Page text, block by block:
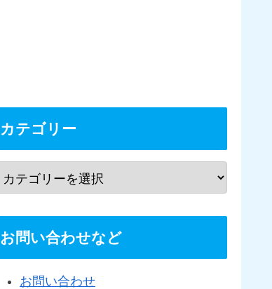
カテゴリー
お問い合わせなど
お問い合わせ